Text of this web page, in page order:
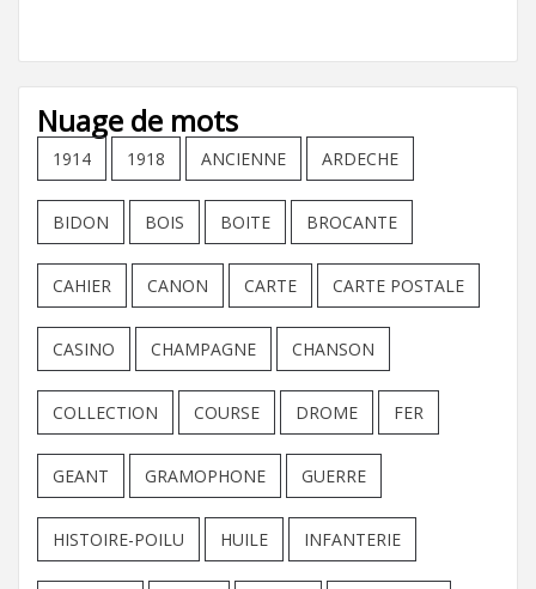
Nuage de mots
1914 1918 ANCIENNE ARDECHE
BIDON BOIS BOITE BROCANTE
CAHIER CANON CARTE CARTE POSTALE
CASINO CHAMPAGNE CHANSON
COLLECTION COURSE DROME FER
GEANT GRAMOPHONE GUERRE
HISTOIRE-POILU HUILE INFANTERIE